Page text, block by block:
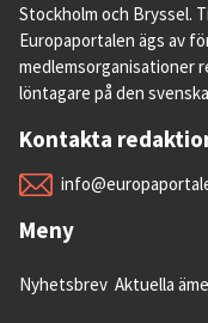
Stockholm och Bryssel.
Europaportalen ägs av
medlemsorganisationer
löntagare på den
Kontakta
Meny
Nyhetsbrev Aktuella